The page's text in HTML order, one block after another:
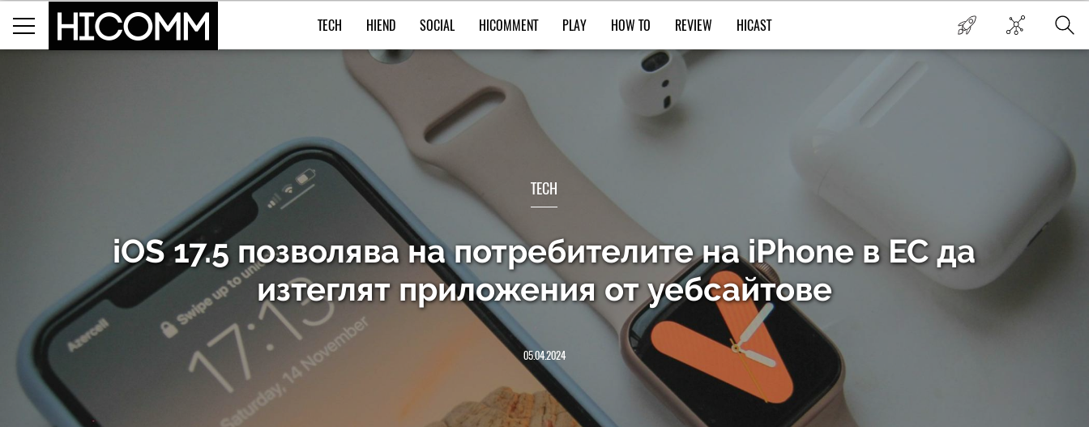
TECH HIEND SOCIAL HICOMMENT PLAY HOW TO REVIEW HICAST
TECH
iOS 17.5 позволява на потребителите на iPhone в ЕС да
изтеглят приложения от уебсайтове
05.04.2024